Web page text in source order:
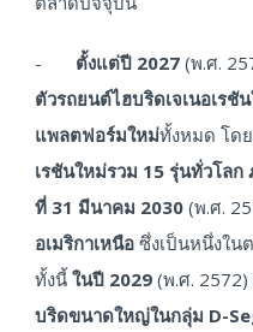
- ตั้งแต่ปี 2027 (พ.ศ.
ตัวรถยนต์ไฮบริดเจเนอเร
แพลตฟอร์มใหม่ทั้งหมด โด
เรชันใหม่รวม 15 รุ่นทั่วโล
ที่ 31 มีนาคม 2030 (พ.ศ.
อเมริกาเหนือ ซึ่งเป็นหนึ่งใน
ทั้งนี้ ในปี 2029 (พ.ศ.
บริดขนาดใหญ่ในกลุ่ม D-